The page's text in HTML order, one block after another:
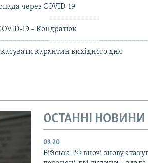
через COVID-19
19 – Кондратюк
карантин вихідного дня
ОСТАННІ НОВИНИ
09:20
Війська РФ вночі знову